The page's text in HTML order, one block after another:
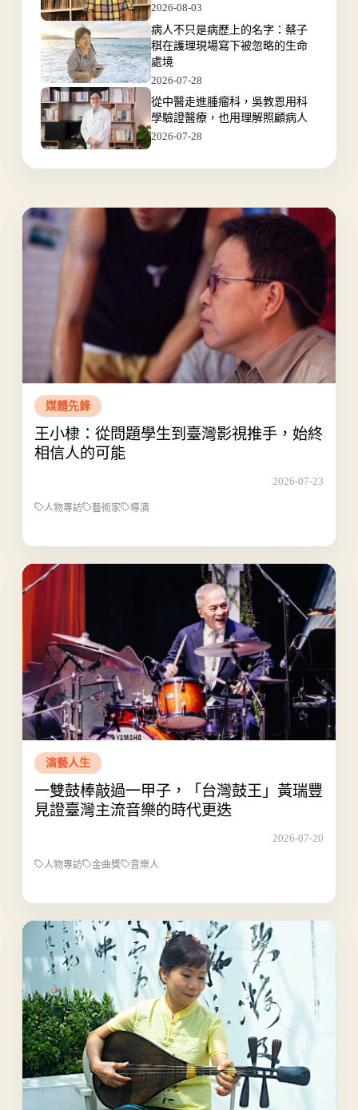
2026-08-03
病人不只是病歷上的名字：蔡子
稘在護理現場寫下被忽略的生命
處境
2026-07-28
從中醫走進腫瘤科，吳教恩用科
學驗證醫療，也用理解照顧病人
2026-07-28
媒體先鋒
王小棣：從問題學生到臺灣影視推手，始終
相信人的可能
2026-07-23
人物專訪 藝術家 導演
演藝人生
一雙鼓棒敲過一甲子，「台灣鼓王」黃瑞豐
見證臺灣主流音樂的時代更迭
2026-07-20
人物專訪 金曲獎 音樂人